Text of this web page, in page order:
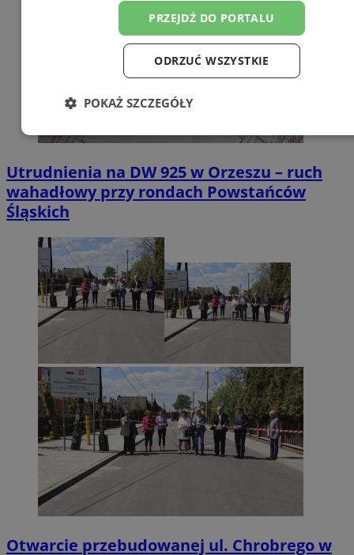
Utrudnienia na DW 925 w Orzeszu – ruch
wahadłowy przy rondach Powstańców
Śląskich
Otwarcie przebudowanej ul. Chrobrego w
PRZEJDŹ DO PORTALU
ODRZUĆ WSZYSTKIE
POKAŻ SZCZEGÓŁY
Niezbędne Wydajność Targetowanie
Funkcjonalność Niesklasyfikowane
Niezbędne Wydajność
Targetowanie
Funkcjonalność
Niezbędne pliki cookie umożliwiają korzystanie z podstawowych
funkcji strony internetowej, takich jak logowanie użytkownika i
zarządzanie kontem. Bez niezbędnych plików cookie nie można
prawidłowo korzystać ze strony internetowej.
Nazwa
Provider
Domena
SessID
orzesze.com.pl
QeSessID orzesze.com.pl